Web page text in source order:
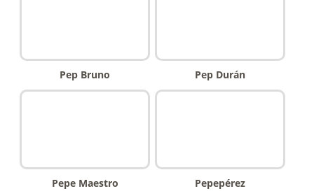
Pep Bruno Pep Durán
Pepe Maestro Pepepérez